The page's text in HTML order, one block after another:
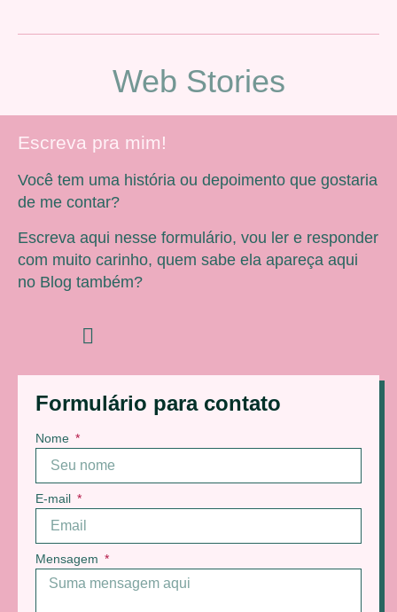
Web Stories
Formulário para contato
Nome
E-mail
Mensagem
Escreva pra mim!
Você tem uma história ou depoimento que gostaria
de me contar?
Escreva aqui nesse formulário, vou ler e responder
com muito carinho, quem sabe ela apareça aqui
no Blog também?